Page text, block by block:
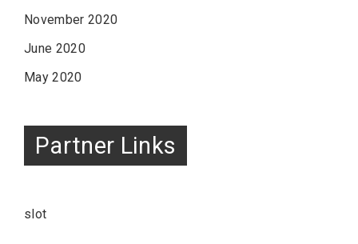
November 2020
June 2020
May 2020
Partner Links
slot